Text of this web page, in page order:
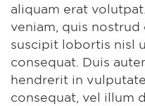
aliquam erat
veniam, quis
suscipit lobortis nisl
consequat. Duis
hendrerit in
consequat, vel illum